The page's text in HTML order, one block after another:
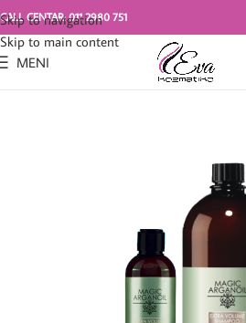
Skip to navigation
Skip to main content
CALL CENTAR: 011 2980 751
MENI